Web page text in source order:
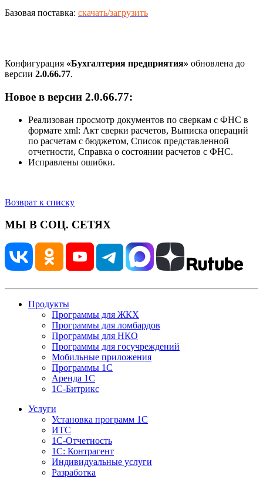
Базовая поставка: скачать/загрузить
Конфигурация «Бухгалтерия предприятия» обновлена до
версии 2.0.66.77.
Новое в версии 2.0.66.77:
Реализован просмотр документов по сверкам с ФНС в
формате xml: Акт сверки расчетов, Выписка операций
по расчетам с бюджетом, Список представленной
отчетности, Справка о состоянии расчетов с ФНС.
Исправлены ошибки.
Возврат к списку
МЫ В СОЦ. СЕТЯХ
Продукты
Программы для ЖКХ
Программы для ломбардов
Программы для НКО
Программы для госучреждений
Мобильные приложения
Программы 1С
Аренда 1С
1С-Битрикс
Услуги
Установка программ 1С
ИТС
1С-Отчетность
1С: Контрагент
Индивидуальные услуги
Разработка